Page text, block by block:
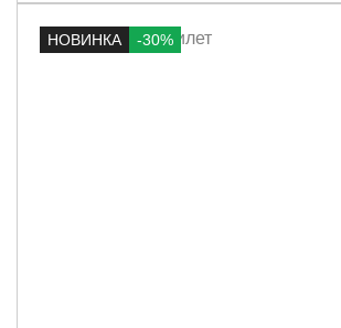
НОВИНКА -30%